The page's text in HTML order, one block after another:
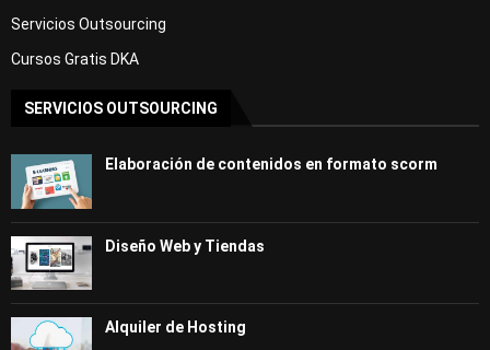
Servicios Outsourcing
Cursos Gratis DKA
SERVICIOS OUTSOURCING
Elaboración de contenidos en formato scorm
Diseño Web y Tiendas
Alquiler de Hosting